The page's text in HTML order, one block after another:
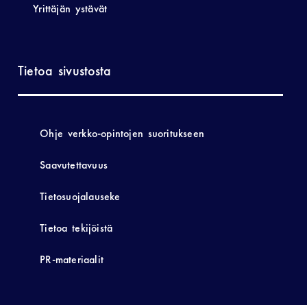
Yrittäjän ystävät
Tietoa sivustosta
Ohje verkko-opintojen suoritukseen
Saavutettavuus
Tietosuojalauseke
Tietoa tekijöistä
PR-materiaalit